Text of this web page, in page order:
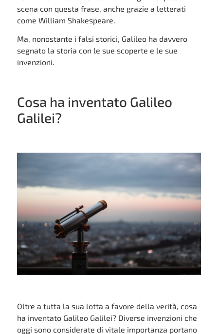
scena con questa frase, anche grazie a letterati
come William Shakespeare.
Ma, nonostante i falsi storici, Galileo ha davvero
segnato la storia con le sue scoperte e le sue
invenzioni.
Cosa ha inventato Galileo
Galilei?
Oltre a tutta la sua lotta a favore della verità, cosa
ha inventato Galileo Galilei? Diverse invenzioni che
oggi sono considerate di vitale importanza portano